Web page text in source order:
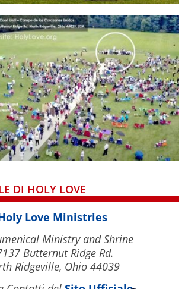
DI HOLY LOVE
Love Ministries
Ministry and Shrine
Butternut Ridge Rd.
Ridgeville, Ohio 44039